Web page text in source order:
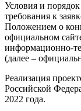
Условия и
требования к
Положением о
официальном
информационно-
(далее –
Реализация
Российской
2022 года.